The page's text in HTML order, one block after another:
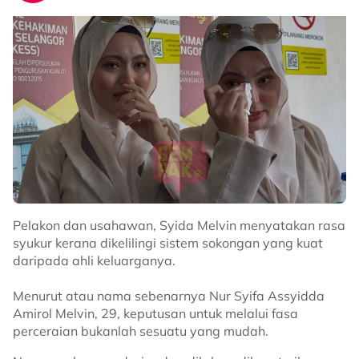
Pelakon dan usahawan, Syida Melvin menyatakan rasa
syukur kerana dikelilingi sistem sokongan yang kuat
daripada ahli keluarganya.
Menurut atau nama sebenarnya Nur Syifa Assyidda
Amirol Melvin, 29, keputusan untuk melalui fasa
perceraian bukanlah sesuatu yang mudah.